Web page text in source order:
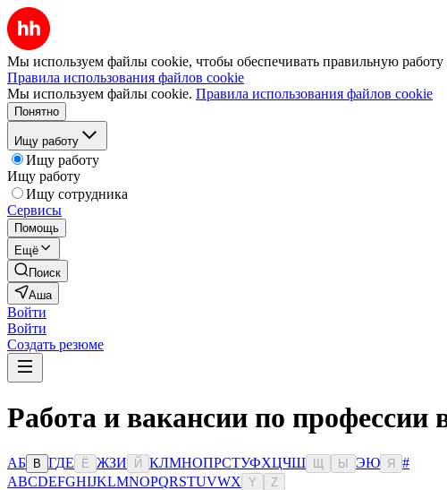
Мы используем файлы cookie, чтобы обеспечивать правильную работу
Правила использования файлов cookie
Мы используем файлы cookie. Правила использования файлов cookie
Понятно
Ищу работу
Ищу работу
Ищу работу
Ищу сотрудника
Сервисы
Помощь
Ещё
Поиск
Аша
Войти
Войти
Создать резюме
Работа и вакансии по профессии
АБ В ГДЕ Ё ЖЗИ Й КЛМНОПРСТУФХЦЧШ Ы ЭЮ Я
#
ABCDEFGHIJKLMNOPQRSTUVWX Y Z